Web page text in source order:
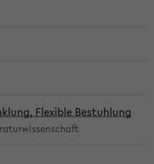
Flexible Bestuhlung